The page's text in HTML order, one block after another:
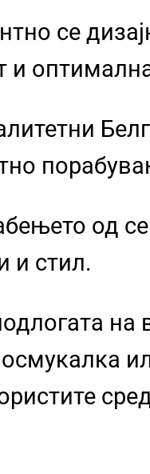
се
и
од
и стил.